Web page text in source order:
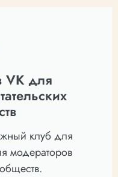
VK для
клуб для
модераторов